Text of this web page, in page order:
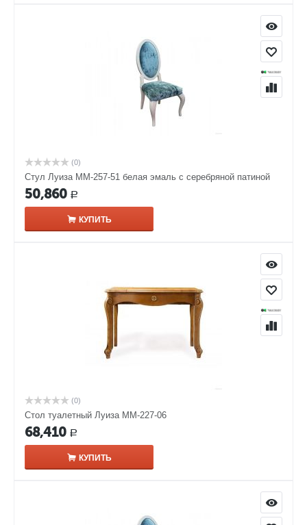
(0)
Стул Луиза ММ-257-51 белая эмаль с серебряной патиной
50,860 Р
КУПИТЬ
(0)
Стол туалетный Луиза ММ-227-06
68,410 Р
КУПИТЬ